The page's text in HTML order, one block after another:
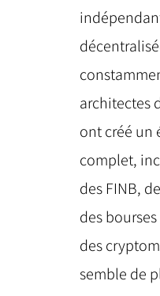
architectes
ont créé un
complet,
des FINB,
des
des
semble de